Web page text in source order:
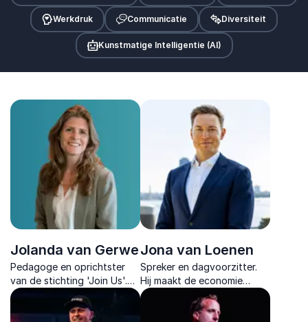
Werkdruk Communicatie Diversiteit
Kunstmatige Intelligentie (AI)
Jolanda van Gerwe
Pedagoge en oprichtster
van de stichting 'Join Us'.
Ze geeft lezingen over de
eenzaamheid van jongeren
Jona van Loenen
Spreker en dagvoorzitter.
Hij maakt de economie
begrijpelijk en relevant, met
energie, humor en inzichten